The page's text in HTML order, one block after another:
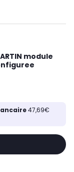
module
47,69€